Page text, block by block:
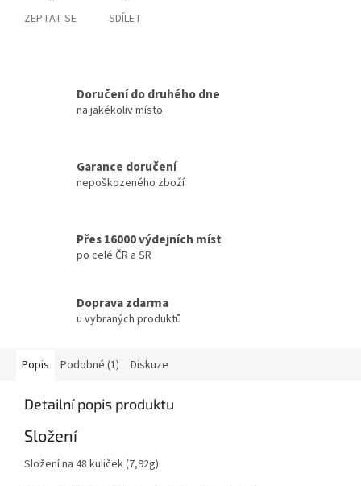
ZEPTAT SE SDÍLET
Doručení do druhého dne
na jakékoliv místo
Garance doručení
nepoškozeného zboží
Přes 16000 výdejních míst
po celé ČR a SR
Doprava zdarma
u vybraných produktů
Popis Podobné (1) Diskuze
Detailní popis produktu
Složení
Složení na 48 kuliček (7,92g):